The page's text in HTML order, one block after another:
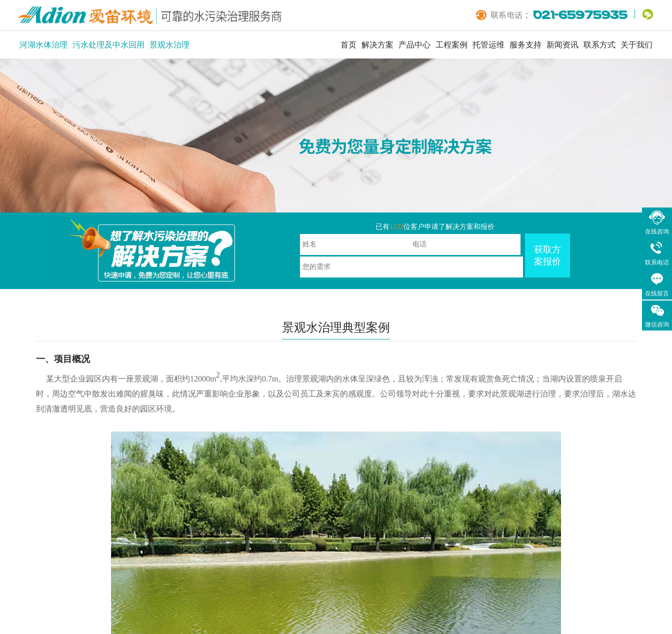
河湖水体治理 污水处理及中水回用 景观水治理 首页 解决方案 产品中心 工程案例 托管运维 服务支持 新闻资讯 联系方式 关于我们
已有1232位客户申请了解决方案和报价
获取方
案报价
景观水治理典型案例
一、项目概况
某大型企业园区内有一座景观湖，面积约12000m2,平均水深约0.7m。治理景观湖内的水体呈深绿色，且较为浑浊；常发现有观赏鱼死亡情况；当湖内设置的喷泉开启
时，周边空气中散发出难闻的腥臭味，此情况严重影响企业形象，以及公司员工及来宾的感观度。公司领导对此十分重视，要求对此景观湖进行治理，要求治理后，湖水达
到清澈透明见底，营造良好的园区环境。
在线咨询
联系电话
021-
在线留言
微信咨询